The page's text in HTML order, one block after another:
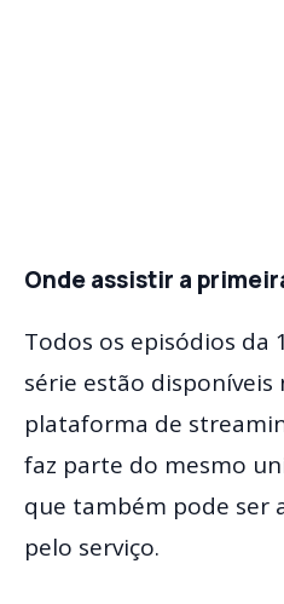
Onde assistir a
Todos os episódios da
série estão disponíveis
plataforma de
faz parte do mesmo
que também pode ser
pelo serviço.